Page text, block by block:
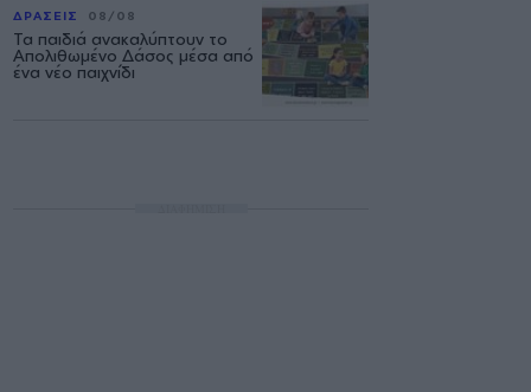
ΔΡΑΣΕΙΣ 08/08
Τα παιδιά ανακαλύπτουν το
Απολιθωμένο Δάσος μέσα από
ένα νέο παιχνίδι